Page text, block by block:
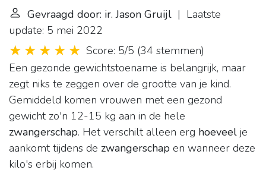
Gevraagd door: ir. Jason Gruijl | Laatste
update: 5 mei 2022
Score: 5/5 (34 stemmen)
Een gezonde gewichtstoename is belangrijk, maar
zegt niks te zeggen over de grootte van je kind.
Gemiddeld komen vrouwen met een gezond
gewicht zo'n 12-15 kg aan in de hele
zwangerschap. Het verschilt alleen erg hoeveel je
aankomt tijdens de zwangerschap en wanneer deze
kilo's erbij komen.